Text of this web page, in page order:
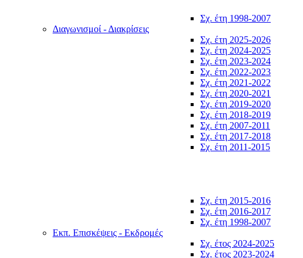
Σχ. έτη 1998-2007
Διαγωνισμοί - Διακρίσεις
Σχ. έτη 2025-2026
Σχ. έτη 2024-2025
Σχ. έτη 2023-2024
Σχ. έτη 2022-2023
Σχ. έτη 2021-2022
Σχ. έτη 2020-2021
Σχ. έτη 2019-2020
Σχ. έτη 2018-2019
Σχ. έτη 2007-2011
Σχ. έτη 2017-2018
Σχ. έτη 2011-2015
Σχ. έτη 2015-2016
Σχ. έτη 2016-2017
Σχ. έτη 1998-2007
Εκπ. Επισκέψεις - Εκδρομές
Σχ. έτος 2024-2025
Σχ. έτος 2023-2024